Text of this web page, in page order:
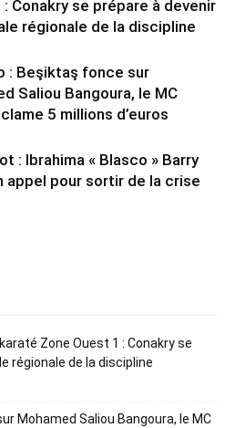
: Conakry se prépare à devenir
régionale de la discipline
: Beşiktaş fonce sur
Saliou Bangoura, le MC
5 millions d’euros
: Ibrahima « Blasco » Barry
appel pour sortir de la crise
Zone Ouest 1 : Conakry se
régionale de la discipline
Mohamed Saliou Bangoura, le MC